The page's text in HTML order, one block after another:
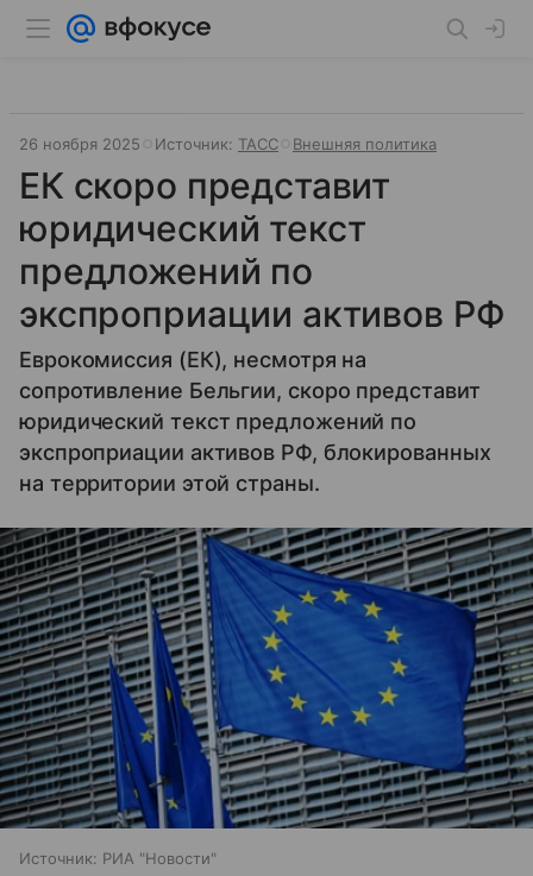
26 ноября 2025 Источник: ТАСС Внешняя политика
ЕК скоро представит
юридический текст
предложений по
экспроприации активов РФ
Еврокомиссия (ЕК), несмотря на
сопротивление Бельгии, скоро представит
юридический текст предложений по
экспроприации активов РФ, блокированных
на территории этой страны.
Источник: РИА "Новости"